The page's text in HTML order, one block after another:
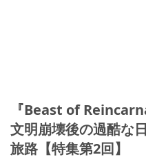
『Beast of
文明崩壊後の過酷な
旅路【特集第2回】